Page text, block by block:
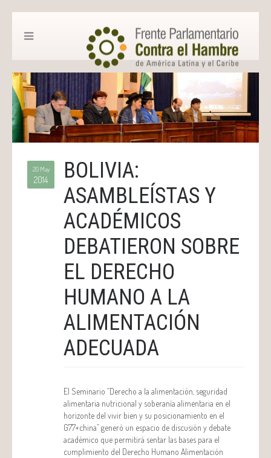
20 May
2014
BOLIVIA:
ASAMBLEÍSTAS Y
ACADÉMICOS
DEBATIERON SOBRE
EL DERECHO
HUMANO A LA
ALIMENTACIÓN
ADECUADA
El Seminario “Derecho a la alimentación, seguridad
alimentaria nutricional y soberanía alimentaria en el
horizonte del vivir bien y su posicionamiento en el
G77+china” generó un espacio de discusión y debate
académico que permitirá sentar las bases para el
cumplimiento del Derecho Humano Alimentación